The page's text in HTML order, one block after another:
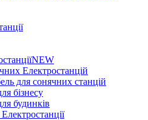
NEW
Електростанцій
для сонячних станцій
бізнесу
будинків